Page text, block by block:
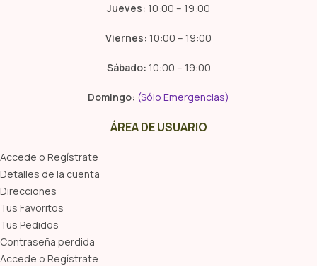
Jueves: 10:00 – 19:00
Viernes: 10:00 – 19:00
Sábado: 10:00 – 19:00
Domingo: (Sólo Emergencias)
ÁREA DE USUARIO
Accede o Regístrate
Detalles de la cuenta
Direcciones
Tus Favoritos
Tus Pedidos
Contraseña perdida
Accede o Regístrate